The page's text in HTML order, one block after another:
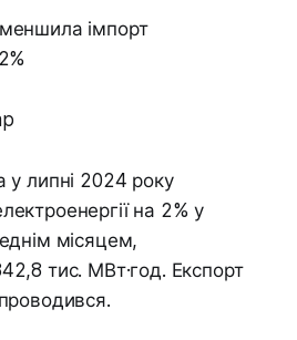
у липні 2024 року
на 2% у
місяцем,
тис. МВт·год. Експорт